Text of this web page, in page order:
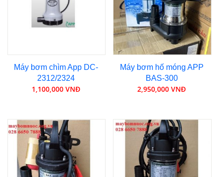
Máy bơm chìm App DC-
2312/2324
1,100,000 VNĐ
Máy bơm hố móng APP
BAS-300
2,950,000 VNĐ